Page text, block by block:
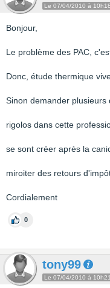
Le 07/04/2010 à 10h18
Bonjour,
Le problème des PAC,
Donc, étude thermique
Sinon demander
rigolos dans cette
se sont créer après la
miroiter des retours
Cordialement
0
tony99
Le 07/04/2010 à 10h21